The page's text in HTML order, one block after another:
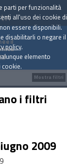
e il
i filtri
2009
Mostra filtri
parti per funzionalità
all'uso dei cookie di
essere disponibili.
disabilitarli o negare il
policy.
elemento